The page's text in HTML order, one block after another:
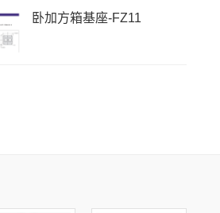
卧加方箱基座-FZ11